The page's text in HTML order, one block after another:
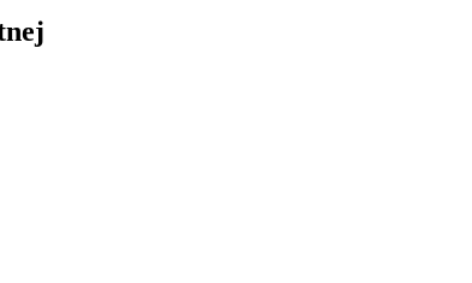
Radosław Tymiński - otwiera się w nowym oknie